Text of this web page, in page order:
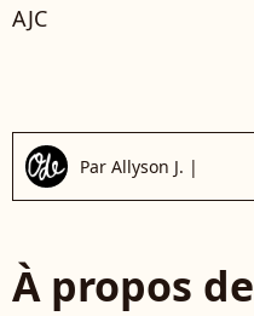
AJC
Par Allyson J. |
À propos de